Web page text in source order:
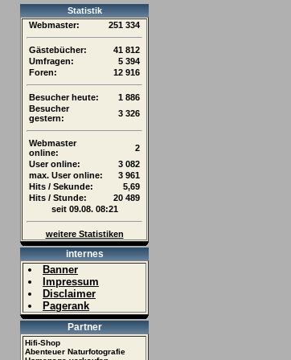
Statistik
Webmaster:
251 334
Gästebücher:
41 812
Umfragen:
5 394
Foren:
12 916
Besucher heute:
1 886
Besucher
gestern:
3 326
Webmaster
online:
2
User online:
3 082
max. User online:
3 961
Hits / Sekunde:
5,69
Hits / Stunde:
20 489
seit 09.08. 08:21
weitere Statistiken
internes
Banner
Impressum
Disclaimer
Pagerank
Partner
Hifi-Shop
Abenteuer Naturfotografie